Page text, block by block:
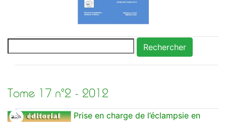
Rechercher
Tome 17 n°2 - 2012
Prise en charge de l’éclampsie en